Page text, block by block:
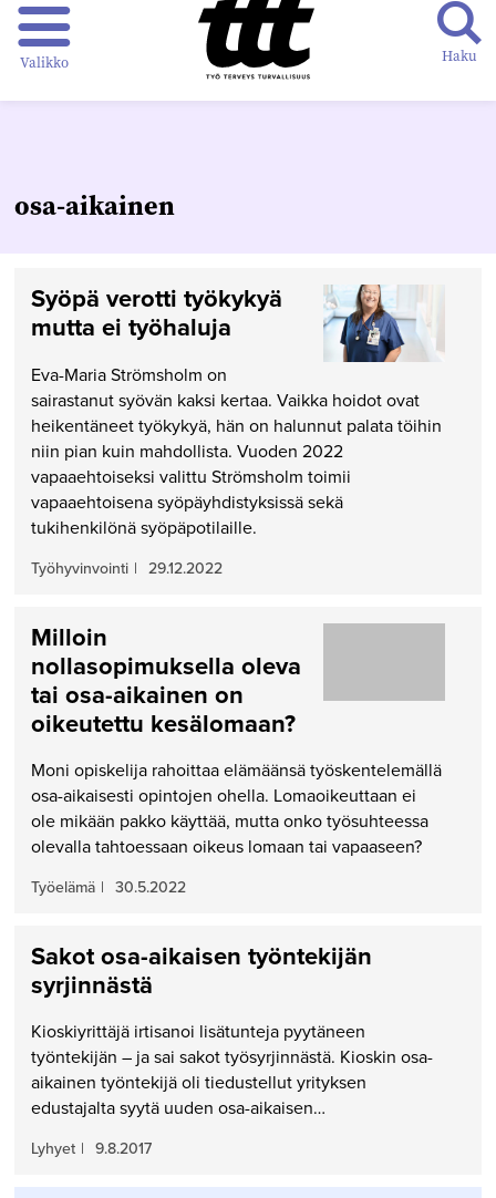
Valikko Haku
osa-aikainen
Syöpä verotti työkykyä
mutta ei työhaluja
Eva-Maria Strömsholm on
sairastanut syövän kaksi kertaa. Vaikka hoidot ovat
heikentäneet työkykyä, hän on halunnut palata töihin
niin pian kuin mahdollista. Vuoden 2022
vapaaehtoiseksi valittu Strömsholm toimii
vapaaehtoisena syöpäyhdistyksissä sekä
tukihenkilönä syöpäpotilaille.
Työhyvinvointi | 29.12.2022
Milloin
nollasopimuksella oleva
tai osa-aikainen on
oikeutettu kesälomaan?
Moni opiskelija rahoittaa elämäänsä työskentelemällä
osa-aikaisesti opintojen ohella. Lomaoikeuttaan ei
ole mikään pakko käyttää, mutta onko työsuhteessa
olevalla tahtoessaan oikeus lomaan tai vapaaseen?
Työelämä | 30.5.2022
Sakot osa-aikaisen työntekijän
syrjinnästä
Kioskiyrittäjä irtisanoi lisätunteja pyytäneen
työntekijän – ja sai sakot työsyrjinnästä. Kioskin osa-
aikainen työntekijä oli tiedustellut yrityksen
edustajalta syytä uuden osa-aikaisen…
Lyhyet | 9.8.2017